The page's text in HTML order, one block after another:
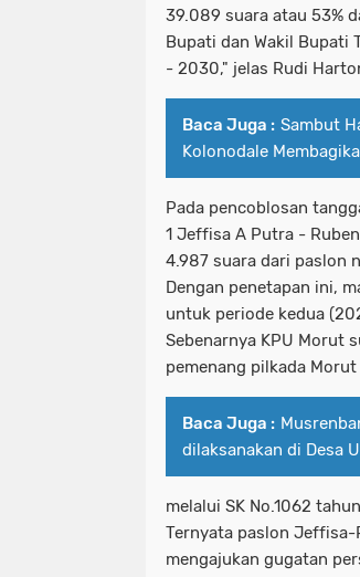
39.089 suara atau 53%
Bupati dan Wakil Bupati
- 2030," jelas Rudi
Baca Juga : Sambut
Kolonodale
Pada pencoblosan
1 Jeffisa A Putra -
4.987 suara dari paslon
Dengan penetapan ini,
untuk periode kedua
Sebenarnya KPU Morut
pemenang pilkada Morut
Baca Juga :
dilaksanakan di Desa
melalui SK No.1062
Ternyata paslon Jeffisa-
mengajukan gugatan